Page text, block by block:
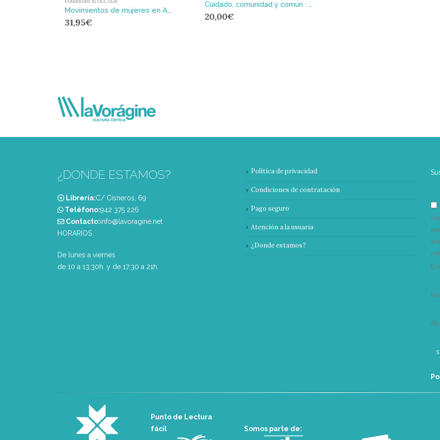
Movimientos de mujeres en América Latina : Estudio teórico comparado
31,95€
Cuidado, comunidad y común : Experiencias cooperativas en el sostenimiento de la vida
20,00€
¿DONDE ESTAMOS?
Librería:C/ Cisneros, 69
Teléfono:‭942 375 226‬
Contacto:info@lavoragine.net
HORARIOS
De lunes a viernes
de 10 a 13:30h. y de 17:30 a 21h.
Política de privacidad
Condiciones de contratación
Pago seguro
Atención a la usuaria
¿Donde estamos?
Punto de Lectura
fácil
Somos parte de: